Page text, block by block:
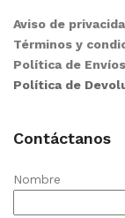
Aviso de
Términos y
Política de
Política de
Contáctanos
Nombre